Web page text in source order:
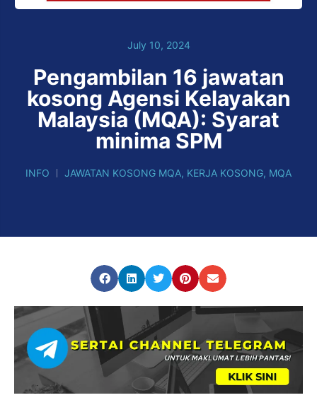
July 10, 2024
Pengambilan 16 jawatan
kosong Agensi Kelayakan
Malaysia (MQA): Syarat
minima SPM
INFO JAWATAN KOSONG MQA, KERJA KOSONG, MQA